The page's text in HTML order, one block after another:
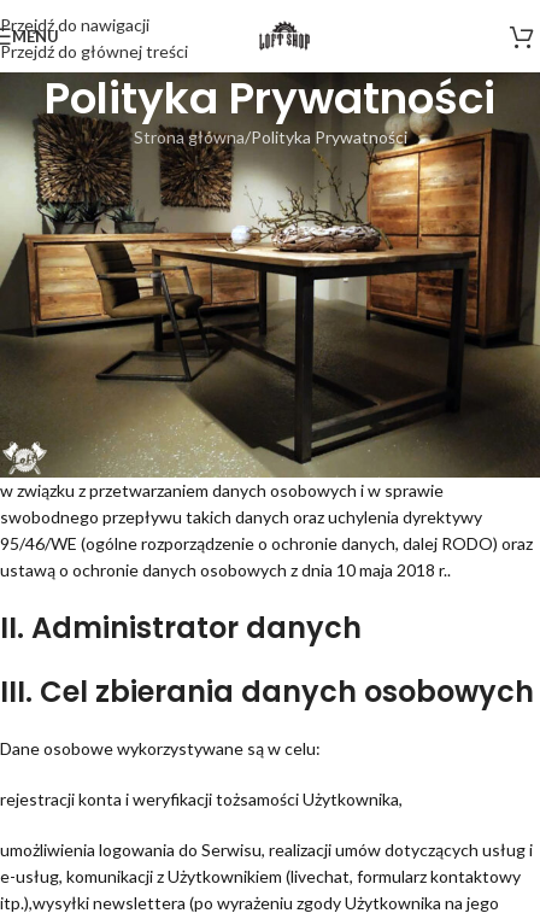
Przejdź do nawigacji
Przejdź do głównej treści
MENU
Polityka Prywatności
Strona główna Polityka Prywatności
I. Postanowienia ogólne
Polityka prywatności określa, jak zbierane, przetwarzane i
przechowywane są dane osobowe Użytkowników niezbędne do
świadczenia usług drogą elektroniczną za pośrednictwem serwisu
internetowegowww.loft-shop.pl(dalej: Serwis).
2. Serwis zbiera wyłącznie dane osobowe niezbędne do świadczenia i
rozwoju usług w nim oferowanych.
3. Dane osobowe zbierane za pośrednictwem Serwisu są przetwarzane
zgodnie z Rozporządzeniem Parlamentu Europejskiego i Rady (UE)
2016/679 z dnia 27 kwietnia 2016 r. w sprawie ochrony osób fizycznych
w związku z przetwarzaniem danych osobowych i w sprawie
swobodnego przepływu takich danych oraz uchylenia dyrektywy
95/46/WE (ogólne rozporządzenie o ochronie danych, dalej RODO) oraz
ustawą o ochronie danych osobowych z dnia 10 maja 2018 r..
II. Administrator danych
III. Cel zbierania danych osobowych
Dane osobowe wykorzystywane są w celu:
rejestracji konta i weryfikacji tożsamości Użytkownika,
umożliwienia logowania do Serwisu, realizacji umów dotyczących usług i
e-usług, komunikacji z Użytkownikiem (livechat, formularz kontaktowy
itp.),wysyłki newslettera (po wyrażeniu zgody Użytkownika na jego